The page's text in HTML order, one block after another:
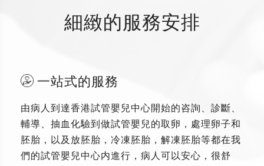
細緻的服務安排
一站式的服務
由病人到達香港試管嬰兒中心開始的咨詢、診斷、
輔導、抽血化驗到做試管嬰兒的取卵，處理卵子和
胚胎，以及放胚胎，冷凍胚胎，解凍胚胎等都在我
們的試管嬰兒中心内進行，病人可以安心，很舒